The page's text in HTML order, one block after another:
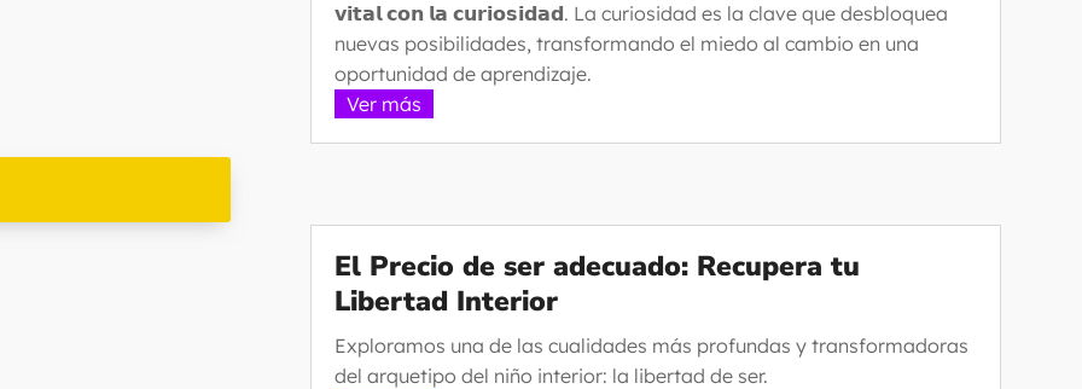
𝘃𝗶𝘁𝗮𝗹 𝗰𝗼𝗻 𝗹𝗮 𝗰𝘂𝗿𝗶𝗼𝘀𝗶𝗱𝗮𝗱. La curiosidad es la clave que desbloquea
nuevas posibilidades, transformando el miedo al cambio en una
oportunidad de aprendizaje.
Ver más
El Precio de ser adecuado: Recupera tu
Libertad Interior
Exploramos una de las cualidades más profundas y transformadoras
del arquetipo del niño interior: la libertad de ser.